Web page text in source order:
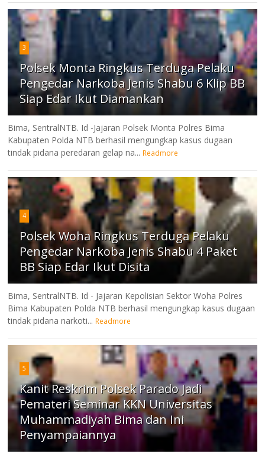
3
Polsek Monta Ringkus Terduga Pelaku
Pengedar Narkoba Jenis Shabu 6 Klip BB
Siap Edar Ikut Diamankan
Bima, SentralNTB. Id -Jajaran Polsek Monta Polres Bima
Kabupaten Polda NTB berhasil mengungkap kasus dugaan
tindak pidana peredaran gelap na... Readmore
4
Polsek Woha Ringkus Terduga Pelaku
Pengedar Narkoba Jenis Shabu 4 Paket
BB Siap Edar Ikut Disita
Bima, SentralNTB. Id - Jajaran Kepolisian Sektor Woha Polres
Bima Kabupaten Polda NTB berhasil mengungkap kasus dugaan
tindak pidana narkoti... Readmore
5
Kanit Reskrim Polsek Parado Jadi
Pemateri Seminar KKN Universitas
Muhammadiyah Bima dan Ini
Penyampaiannya